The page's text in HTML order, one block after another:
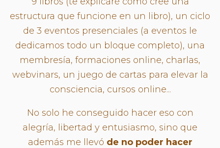
estructura que funcione en un libro), un ciclo
de 3 eventos presenciales (a eventos le
dedicamos todo un bloque completo), una
membresía, formaciones online, charlas,
webvinars, un juego de cartas para elevar la
consciencia, cursos online...
No solo he conseguido hacer eso con
alegría, libertad y entusiasmo, sino que
además me llevó de no poder hacer